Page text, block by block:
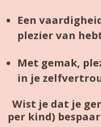
Een
plezier van
Met gemak,
in je
Wist je dat je
per kind)